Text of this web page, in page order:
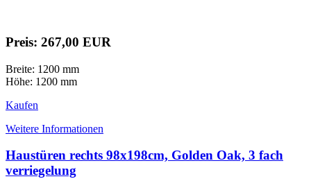
Preis: 267,00 EUR
Breite: 1200 mm
Höhe: 1200 mm
Kaufen
Weitere Informationen
Haustüren rechts 98x198cm, Golden Oak, 3 fach
verriegelung